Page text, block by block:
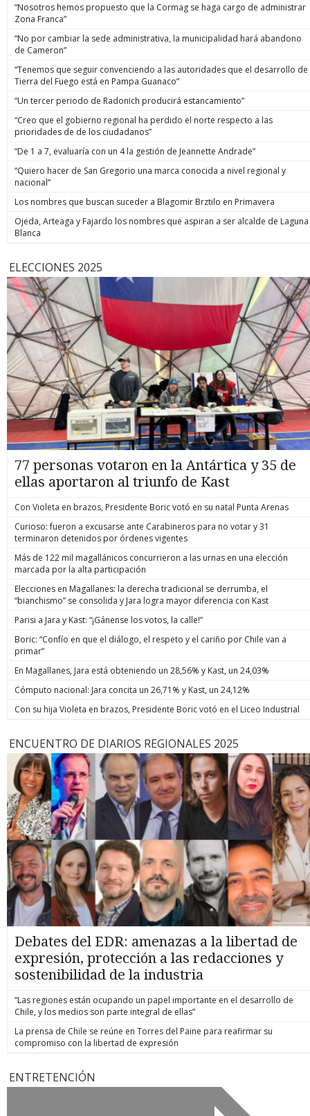
“Nosotros hemos propuesto que la Cormag se haga cargo de administrar
Zona Franca”
“No por cambiar la sede administrativa, la municipalidad hará abandono
de Cameron”
“Tenemos que seguir convenciendo a las autoridades que el desarrollo de
Tierra del Fuego está en Pampa Guanaco”
“Un tercer periodo de Radonich producirá estancamiento”
“Creo que el gobierno regional ha perdido el norte respecto a las
prioridades de de los ciudadanos”
“De 1 a 7, evaluaría con un 4 la gestión de Jeannette Andrade”
“Quiero hacer de San Gregorio una marca conocida a nivel regional y
nacional”
Los nombres que buscan suceder a Blagomir Brztilo en Primavera
Ojeda, Arteaga y Fajardo los nombres que aspiran a ser alcalde de Laguna
Blanca
ELECCIONES 2025
77 personas votaron en la Antártica y 35 de
ellas aportaron al triunfo de Kast
Con Violeta en brazos, Presidente Boric votó en su natal Punta Arenas
Curioso: fueron a excusarse ante Carabineros para no votar y 31
terminaron detenidos por órdenes vigentes
Más de 122 mil magallánicos concurrieron a las urnas en una elección
marcada por la alta participación
Elecciones en Magallanes: la derecha tradicional se derrumba, el
“bianchismo” se consolida y Jara logra mayor diferencia con Kast
Parisi a Jara y Kast: “¡Gánense los votos, la calle!”
Boric: “Confío en que el diálogo, el respeto y el cariño por Chile van a
primar”
En Magallanes, Jara está obteniendo un 28,56% y Kast, un 24,03%
Cómputo nacional: Jara concita un 26,71% y Kast, un 24,12%
Con su hija Violeta en brazos, Presidente Boric votó en el Liceo Industrial
ENCUENTRO DE DIARIOS REGIONALES 2025
Debates del EDR: amenazas a la libertad de
expresión, protección a las redacciones y
sostenibilidad de la industria
“Las regiones están ocupando un papel importante en el desarrollo de
Chile, y los medios son parte integral de ellas”
La prensa de Chile se reúne en Torres del Paine para reafirmar su
compromiso con la libertad de expresión
ENTRETENCIÓN